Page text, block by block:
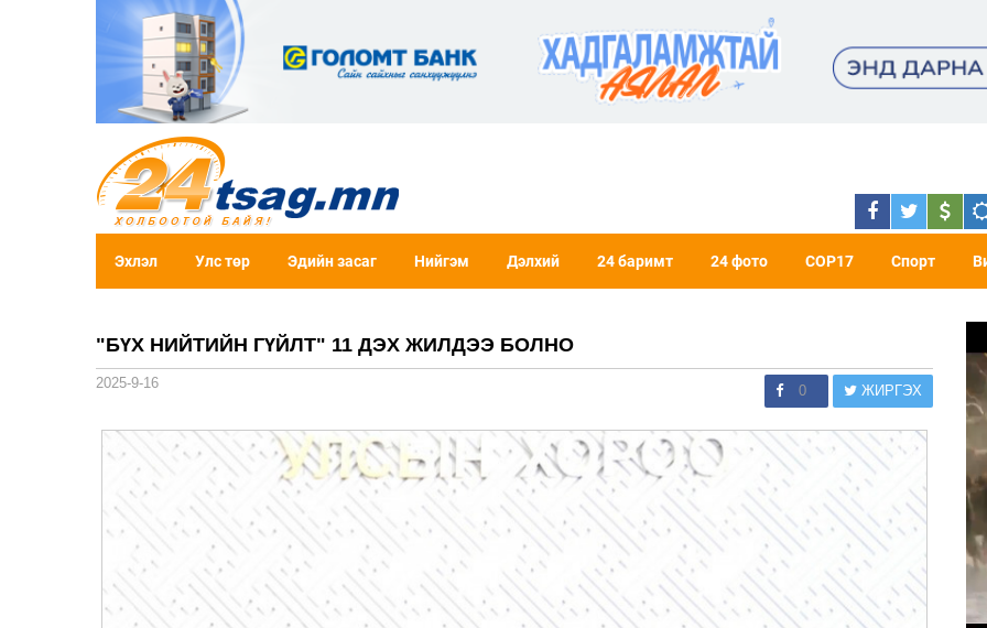
Эхлэл Улс төр Эдийн засаг Нийгэм Дэлхий 24 баримт 24 фото COP17 Спорт
"БҮХ НИЙТИЙН ГҮЙЛТ" 11 ДЭХ ЖИЛДЭЭ БОЛНО
2025-9-16 0 ЖИРГЭХ